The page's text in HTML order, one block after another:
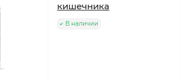
кишечника
В наличии